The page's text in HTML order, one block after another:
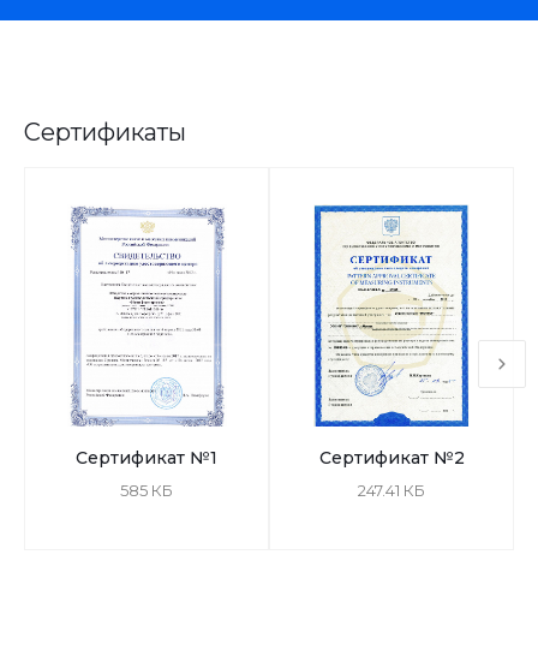
Сертификаты
Сертификат №1
585 КБ
Сертификат №2
247.41 КБ